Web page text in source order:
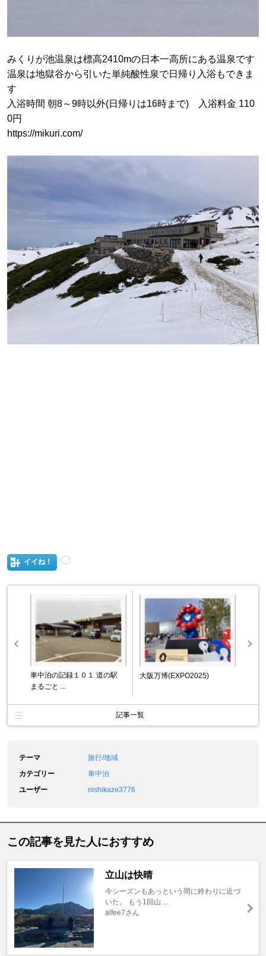
みくりが池温泉は標高2410mの日本一高所にある温泉です
温泉は地獄谷から引いた単純酸性泉で日帰り入浴もできま
す
入浴時間 朝8～9時以外(日帰りは16時まで) 入浴料金 110
0円
https://mikuri.com/
イイね！
車中泊の記録１０１ 道の駅
まるごと ...
大阪万博(EXPO2025)
記事一覧
テーマ
旅行/地域
カテゴリー
車中泊
ユーザー
nishikaze3776
この記事を見た人におすすめ
立山は快晴
今シーズンもあっという間に終わりに近づ
いた。 もう1回山 ...
alfee7さん